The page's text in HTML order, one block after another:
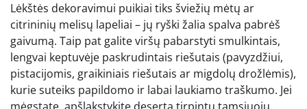
Lėkštės dekoravimui puikiai tiks šviežių mėtų ar
citrininių melisų lapeliai – jų ryški žalia spalva pabrėš
gaivumą. Taip pat galite viršų pabarstyti smulkintais,
lengvai keptuvėje paskrudintais riešutais (pavyzdžiui,
pistacijomis, graikiniais riešutais ar migdolų drožlėmis),
kurie suteiks papildomo ir labai laukiamo traškumo. Jei